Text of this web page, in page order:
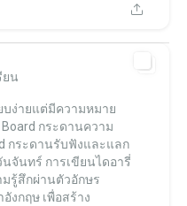
ยน
บง่ายแต่มีความหมาย
กระดานความ
กระดานรับฟังและแลก
จันทร์ การเขียนไดอารี่
รู้สึกผ่านตัวอักษร
งกฤษ เพื่อสร้าง